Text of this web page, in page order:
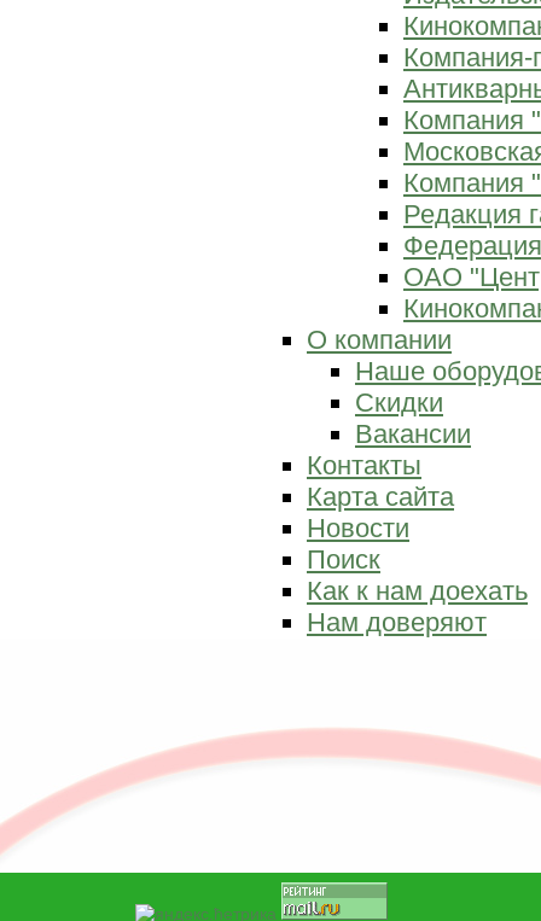
Компания-
Компания
Компания
Редакция
ОАО
О компании
Наше
Скидки
Вакансии
Контакты
Карта сайта
Новости
Поиск
Как к нам доехать
Нам доверяют